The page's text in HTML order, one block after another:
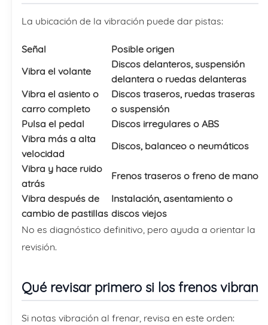
La ubicación de la vibración puede dar pistas:
Señal
Posible origen
Vibra el volante
Discos delanteros, suspensión
delantera o ruedas delanteras
Vibra el asiento o
carro completo
Discos traseros, ruedas traseras
o suspensión
Pulsa el pedal
Discos irregulares o ABS
Vibra más a alta
velocidad
Discos, balanceo o neumáticos
Vibra y hace ruido
atrás
Frenos traseros o freno de mano
Vibra después de
cambio de pastillas
Instalación, asentamiento o
discos viejos
No es diagnóstico definitivo, pero ayuda a orientar la
revisión.
Qué revisar primero si los frenos vibran
Si notas vibración al frenar, revisa en este orden: